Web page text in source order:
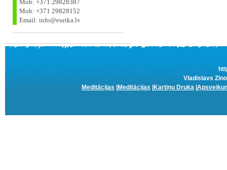
Mob: +371 29828387
Mob: +371 29828152
Email: info@eurika.lv
Vladislavs
Meditācijas
Meditācijas Kartiņu Druka|